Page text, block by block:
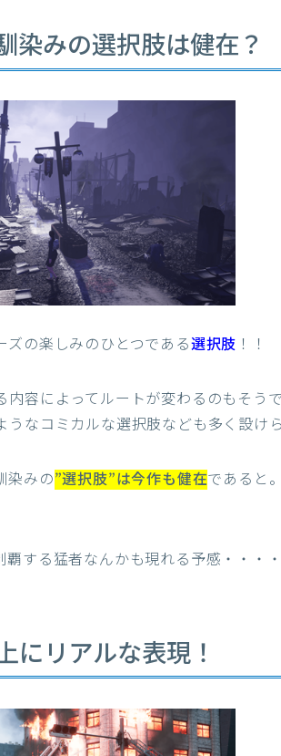
染みの選択肢は健在？
ズの楽しみのひとつである選択肢 ！！
内容によってルートが変わるのもそう
うなコミカルな選択肢なども多く設け
染みの”選択肢”は今作も健在であると
覇する猛者なんかも現れる予感・・・・
にリアルな表現！